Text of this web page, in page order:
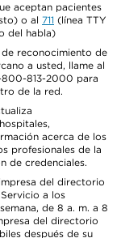
aceptan pacientes
o al 711 (línea TTY
del habla)
reconocimiento de
a usted, llame al
800-813-2000 para
de la red.
acerca de los
profesionales de la
de credenciales.
del directorio
a los
de 8 a. m. a 8
del directorio
después de su